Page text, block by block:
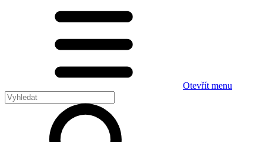
Otevřít menu